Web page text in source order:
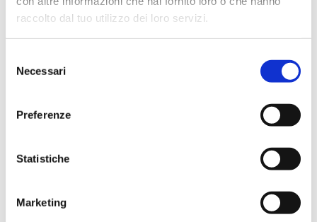
raccolto dal tuo utilizzo dei loro servizi.
delNecessari
Preferenze
Statistiche
Marketing
Oculistica
Ortopedia